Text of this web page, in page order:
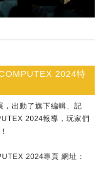
2024特
，出動了旗下編輯、記
2024報導，玩家們
2024專頁 網址：